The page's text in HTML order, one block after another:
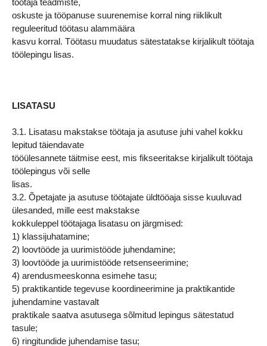
töötaja teadmiste,
oskuste ja tööpanuse suurenemise korral ning riiklikult
reguleeritud töötasu alammäära
kasvu korral. Töötasu muudatus sätestatakse kirjalikult töötaja
töölepingu lisas.
LISATASU
3.1. Lisatasu makstakse töötaja ja asutuse juhi vahel kokku
lepitud täiendavate
tööülesannete täitmise eest, mis fikseeritakse kirjalikult töötaja
töölepingus või selle
lisas.
3.2. Õpetajate ja asutuse töötajate üldtööaja sisse kuuluvad
ülesanded, mille eest makstakse
kokkuleppel töötajaga lisatasu on järgmised:
1) klassijuhatamine;
2) loovtööde ja uurimistööde juhendamine;
3) loovtööde ja uurimistööde retsenseerimine;
4) arendusmeeskonna esimehe tasu;
5) praktikantide tegevuse koordineerimine ja praktikantide
juhendamine vastavalt
praktikale saatva asutusega sõlmitud lepingus sätestatud
tasule;
6) ringitundide juhendamise tasu;